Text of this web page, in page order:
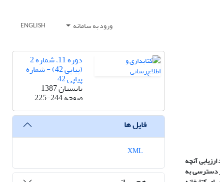
ورود به سامانه ENGLISH
آنچه
دسترسی به
دوره 11، شماره 2
(پیاپی 42) - شماره
پیاپی 42
تابستان 1387
صفحه225-244
فایل ها